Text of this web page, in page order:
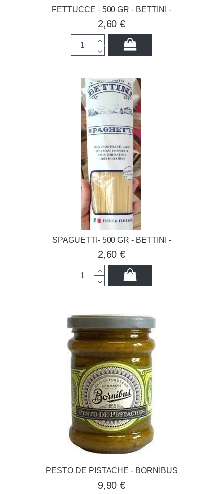
FETTUCCE - 500 GR - BETTINI -
2,60 €
SPAGUETTI- 500 GR - BETTINI -
2,60 €
PESTO DE PISTACHE - BORNIBUS
9,90 €